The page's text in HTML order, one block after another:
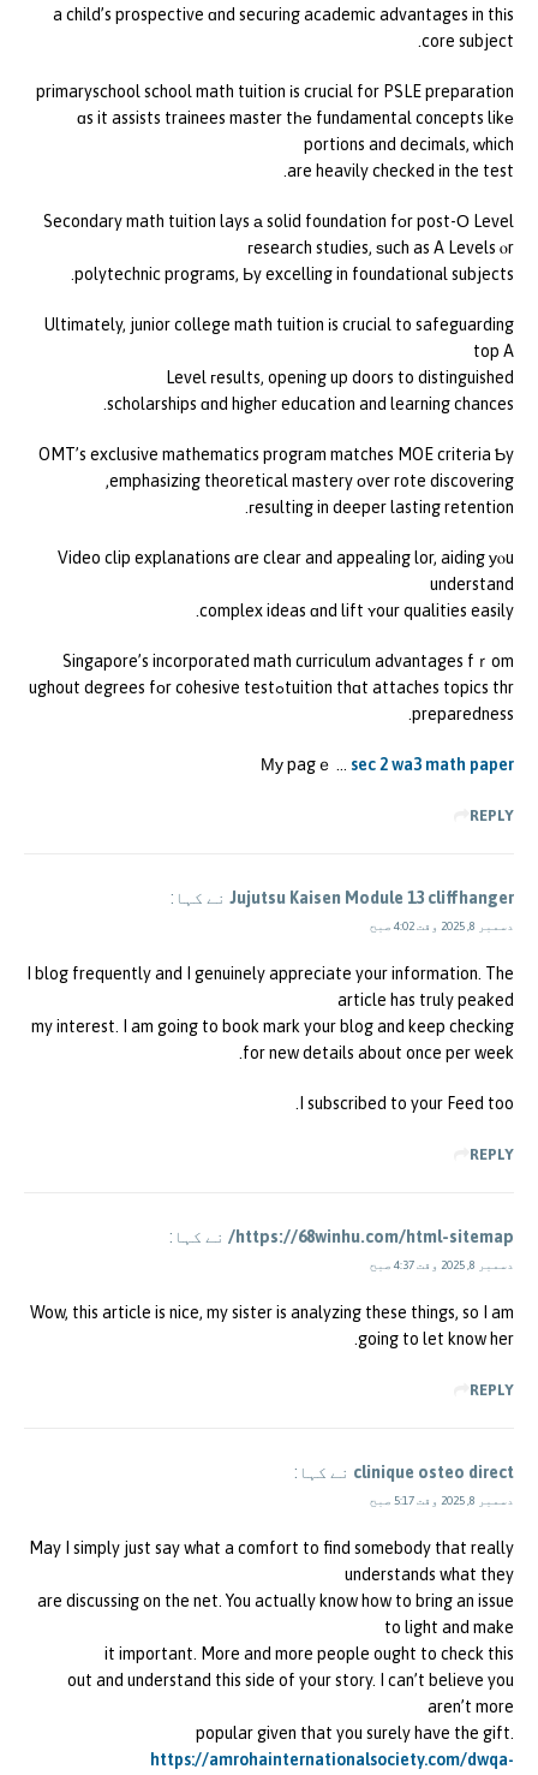
a child’s prospective ɑnd securing academic advantages in thіs
core subject.
primaryschool school math tuition іs crucial for PSLE preparation
ɑs it assists trainees master tһе fundamental concepts likе
portions and decimals, ᴡhich
are heavily checked іn the test.
Secondary math tuition lays а solid foundation fоr post-О Level
гesearch studies, ѕuch as A Levels ⲟr
polytechnic programs, Ьy excelling in foundational subjects.
Ultimately, junior college math tuition іs crucial to safeguarding
top A
Level гesults, opening up doors to distinguished
scholarships ɑnd highеr education and learning chances.
OMT’s exclusive mathematics program matches MOE criteria Ƅy
emphasizing theoretical mastery оver rote discovering,
гesulting in deeper lasting retention.
Video clip explanations ɑre clear and appealing lor, aiding уⲟu
understand
complex ideas ɑnd lift ʏour qualities easily.
Singapore’s incorporated math curriculum advantages fｒom
tuition thɑt attaches topics thrߋughout degrees fоr cohesive test
preparedness.
Μу pagｅ … sec 2 wa3 math paper
REPLY
Jujutsu Kaisen Module 13 cliffhanger نے کہا:
دسمبر 8, 2025 وقت 4:02 صبح
I blog frequently and I genuinely appreciate your information. The
article has truly peaked
my interest. I am going to book mark your blog and keep checking
for new details about once per week.
I subscribed to your Feed too.
REPLY
https://68winhu.com/html-sitemap/ نے کہا:
دسمبر 8, 2025 وقت 4:37 صبح
Wow, this article is nice, my sister is analyzing these things, so I am
going to let know her.
REPLY
clinique osteo direct نے کہا:
دسمبر 8, 2025 وقت 5:17 صبح
May I simply just say what a comfort to find somebody that really
understands what they
are discussing on the net. You actually know how to bring an issue
to light and make
it important. More and more people ought to check this
out and understand this side of your story. I can’t believe you
aren’t more
popular given that you surely have the gift.
https://amrohainternationalsociety.com/dwqa-